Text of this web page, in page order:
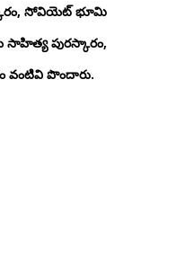
సోవియెట్ భూమి
సాహిత్య పురస్కారం,
వంటివి పొందారు.